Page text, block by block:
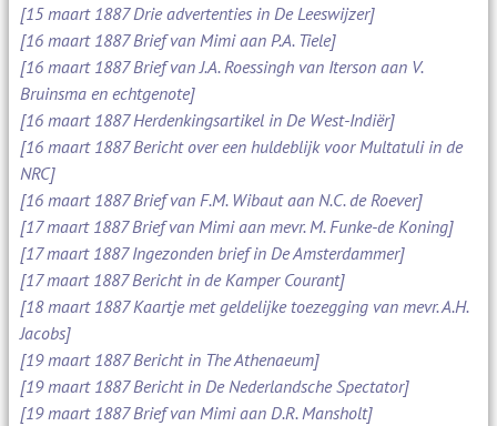
[15 maart 1887 Drie advertenties in De Leeswijzer]
[16 maart 1887 Brief van Mimi aan P.A. Tiele]
[16 maart 1887 Brief van J.A. Roessingh van Iterson aan V.
Bruinsma en echtgenote]
[16 maart 1887 Herdenkingsartikel in De West-Indiër]
[16 maart 1887 Bericht over een huldeblijk voor Multatuli in de
NRC]
[16 maart 1887 Brief van F.M. Wibaut aan N.C. de Roever]
[17 maart 1887 Brief van Mimi aan mevr. M. Funke-de Koning]
[17 maart 1887 Ingezonden brief in De Amsterdammer]
[17 maart 1887 Bericht in de Kamper Courant]
[18 maart 1887 Kaartje met geldelijke toezegging van mevr. A.H.
Jacobs]
[19 maart 1887 Bericht in The Athenaeum]
[19 maart 1887 Bericht in De Nederlandsche Spectator]
[19 maart 1887 Brief van Mimi aan D.R. Mansholt]